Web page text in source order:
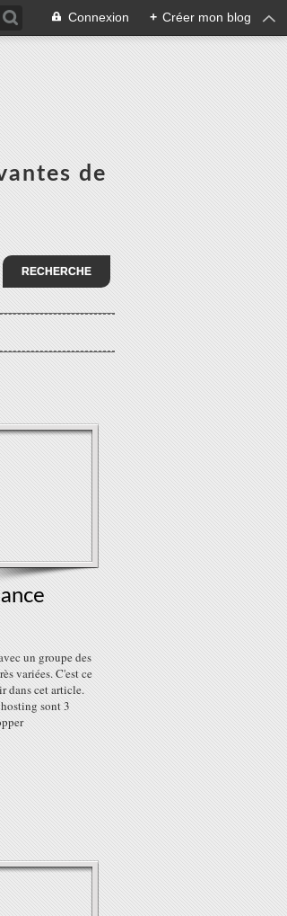
Connexion + Créer mon blog
de
un groupe des
variées. C'est ce
dans cet article.
sont 3